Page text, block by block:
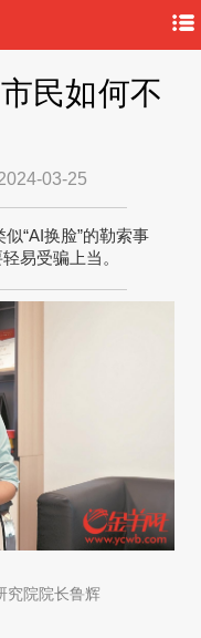
民如何不
03-25
“AI换脸”的勒索事
易受骗上当。
究院院长鲁辉